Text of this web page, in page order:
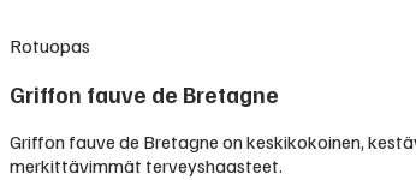
Rotuopas
Griffon fauve de Bretagne
Griffon fauve de Bretagne on keskikokoinen,
merkittävimmät terveyshaasteet.